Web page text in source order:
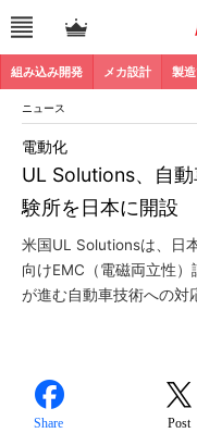
組み込み開発 メカ設計 製
ニュース
UL Solutions、自
験所を日本に開設
電動化
米国UL Solutionsは、日
向けEMC（電磁両立性
が進む自動車技術への対
Share Post